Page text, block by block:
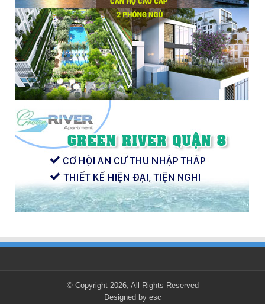
© Copyright 2026, All Rights Reserved
Designed by esc